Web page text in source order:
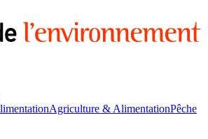
Agriculture & AlimentationPêche